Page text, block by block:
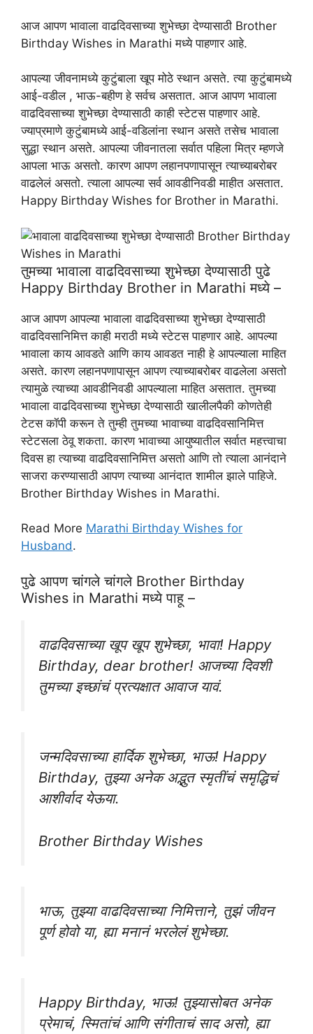
आज आपण भावाला वाढदिवसाच्या शुभेच्छा देण्यासाठी Brother
Birthday Wishes in Marathi मध्ये पाहणार आहे.
आपल्या जीवनामध्ये कुटुंबाला खूप मोठे स्थान असते. त्या कुटुंबामध्ये
आई-वडील , भाऊ-बहीण हे सर्वच असतात. आज आपण भावाला
वाढदिवसाच्या शुभेच्छा देण्यासाठी काही स्टेटस पाहणार आहे.
ज्याप्रमाणे कुटुंबामध्ये आई-वडिलांना स्थान असते तसेच भावाला
सुद्धा स्थान असते. आपल्या जीवनातला सर्वात पहिला मित्र म्हणजे
आपला भाऊ असतो. कारण आपण लहानपणापासून त्याच्याबरोबर
वाढलेलं असतो. त्याला आपल्या सर्व आवडीनिवडी माहीत असतात.
Happy Birthday Wishes for Brother in Marathi.
तुमच्या भावाला वाढदिवसाच्या शुभेच्छा देण्यासाठी पुढे
Happy Birthday Brother in Marathi मध्ये –
आज आपण आपल्या भावाला वाढदिवसाच्या शुभेच्छा देण्यासाठी
वाढदिवसानिमित्त काही मराठी मध्ये स्टेटस पाहणार आहे. आपल्या
भावाला काय आवडते आणि काय आवडत नाही हे आपल्याला माहित
असते. कारण लहानपणापासून आपण त्याच्याबरोबर वाढलेला असतो
त्यामुळे त्याच्या आवडीनिवडी आपल्याला माहित असतात. तुमच्या
भावाला वाढदिवसाच्या शुभेच्छा देण्यासाठी खालीलपैकी कोणतेही
टेटस कॉपी करून ते तुम्ही तुमच्या भावाच्या वाढदिवसानिमित्त
स्टेटसला ठेवू शकता. कारण भावाच्या आयुष्यातील सर्वात महत्त्वाचा
दिवस हा त्याच्या वाढदिवसानिमित्त असतो आणि तो त्याला आनंदाने
साजरा करण्यासाठी आपण त्याच्या आनंदात शामील झाले पाहिजे.
Brother Birthday Wishes in Marathi.
Read More Marathi Birthday Wishes for
Husband.
पुढे आपण चांगले चांगले Brother Birthday
Wishes in Marathi मध्ये पाहू –
वाढदिवसाच्या खूप खूप शुभेच्छा, भावा! Happy
Birthday, dear brother! आजच्या दिवशी
तुमच्या इच्छांचं प्रत्यक्षात आवाज यावं.
जन्मदिवसाच्या हार्दिक शुभेच्छा, भाऊ! Happy
Birthday, तुझ्या अनेक अद्भुत स्मृतींचं समृद्धिचं
आशीर्वाद येऊया.
Brother Birthday Wishes
भाऊ, तुझ्या वाढदिवसाच्या निमित्ताने, तुझं जीवन
पूर्ण होवो या, ह्या मनानं भरलेलं शुभेच्छा.
Happy Birthday, भाऊ! तुझ्यासोबत अनेक
प्रेमाचं, स्मितांचं आणि संगीताचं साद असो, ह्या